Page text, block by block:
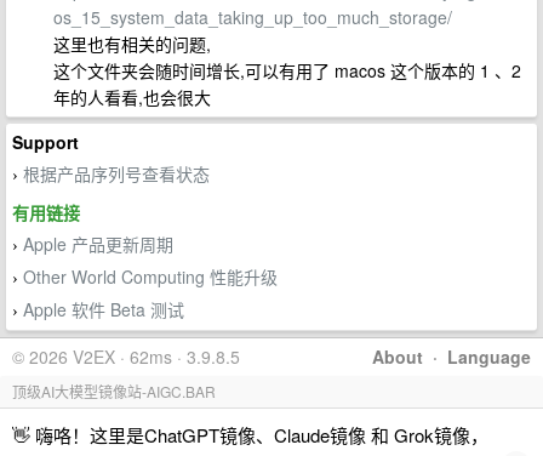
os_15_system_data_taking_up_too_much_storage/
这里也有相关的问题,
这个文件夹会随时间增长,可以有用了 macos 这个版本的 1 、2
年的人看看,也会很大
Support
› 根据产品序列号查看状态
有用链接
› Apple 产品更新周期
› Other World Computing 性能升级
› Apple 软件 Beta 测试
About · Language
© 2026 V2EX · 62ms · 3.9.8.5
顶级AI大模型镜像站-AIGC.BAR
👋 嗨咯！这里是ChatGPT镜像、Claude镜像 和 Grok镜像，